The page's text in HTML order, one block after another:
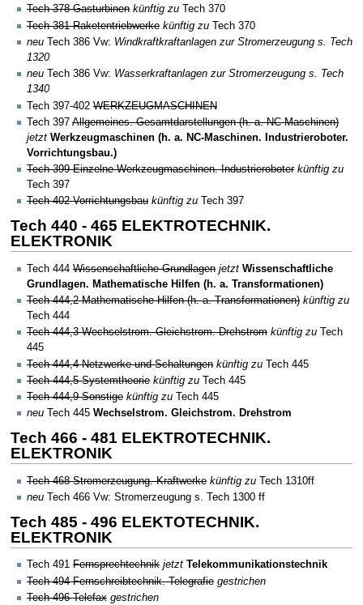
Tech 378 Gasturbinen künftig zu
Tech 370
Tech 381 Raketentriebwerke künftig zu Tech 370
neu Tech 386 Vw: Windkraftkraftanlagen zur Stromerzeugung s. Tech
1320
neu Tech 386 Vw: Wasserkraftanlagen zur Stromerzeugung s. Tech
1340
Tech 397-402 WERKZEUGMASCHINEN
Tech 397 Allgemeines. Gesamtdarstellungen (h. a. NC-Maschinen)
jetzt Werkzeugmaschinen (h. a. NC-Maschinen. Industrieroboter.
Vorrichtungsbau.)
Tech 399 Einzelne Werkzeugmaschinen. Industrieroboter künftig zu
Tech 397
Tech 402 Vorrichtungsbau künftig zu Tech 397
Tech 440 - 465 ELEKTROTECHNIK.
ELEKTRONIK
Tech 444 Wissenschaftliche Grundlagen jetzt Wissenschaftliche
Grundlagen. Mathematische Hilfen (h. a. Transformationen)
Tech 444,2 Mathematische Hilfen (h. a. Transformationen) künftig zu
Tech 444
Tech 444,3 Wechselstrom. Gleichstrom. Drehstrom künftig zu
Tech
445
Tech 444,4 Netzwerke und Schaltungen künftig zu Tech 445
Tech 444,5 Systemtheorie künftig zu Tech 445
Tech 444,9 Sonstige künftig zu
Tech 445
neu Tech 445 Wechselstrom. Gleichstrom. Drehstrom
Tech 466 - 481 ELEKTROTECHNIK.
ELEKTRONIK
Tech 468 Stromerzeugung. Kraftwerke künftig zu Tech 1310ff
neu Tech 466 Vw: Stromerzeugung s. Tech 1300 ff
Tech 485 - 496 ELEKTOTECHNIK.
ELEKTRONIK
Tech 491 Fernsprechtechnik jetzt Telekommunikationstechnik
Tech 494 Fernschreibtechnik. Telegrafie gestrichen
Tech 496 Telefax gestrichen